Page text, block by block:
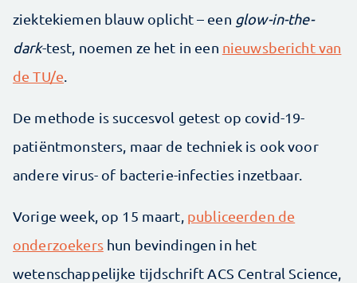
ziektekiemen blauw oplicht – een glow-in-the-
dark-test, noemen ze het in een nieuwsbericht van
de TU/e.
De methode is succesvol getest op covid-19-
patiëntmonsters, maar de techniek is ook voor
andere virus- of bacterie-infecties inzetbaar.
Vorige week, op 15 maart, publiceerden de
onderzoekershun bevindingen in het
wetenschappelijke tijdschrift ACS Central Science,